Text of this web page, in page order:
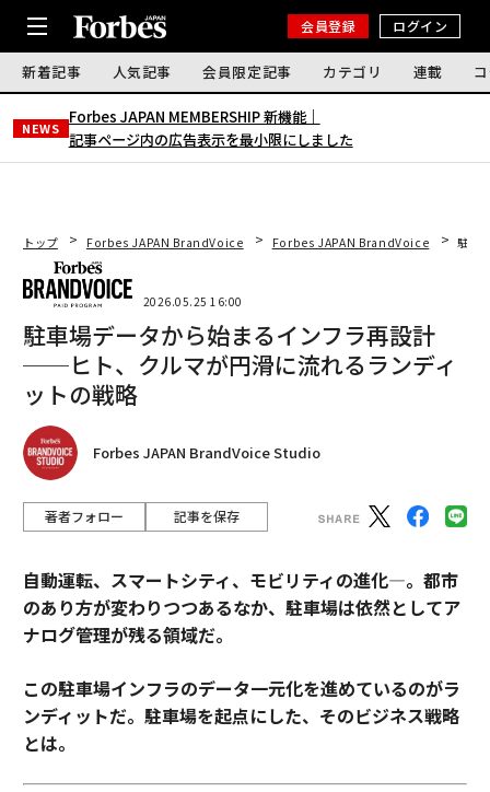
会員登録 ログイン
新着記事 人気記事 会員限定記事 カテゴリ 連載
NEWS
Forbes JAPAN MEMBERSHIP 新機能｜
記事ページ内の広告表示を最小限にしました
トップ Forbes JAPAN BrandVoice Forbes JAPAN BrandVoice 駐車
2026.05.25 16:00
駐車場データから始まるインフラ再設計
──ヒト、クルマが円滑に流れるランディ
ットの戦略
Forbes JAPAN BrandVoice Studio
著者フォロー 記事を保存
自動運転、スマートシティ、モビリティの進化―。都市
のあり方が変わりつつあるなか、駐車場は依然としてア
ナログ管理が残る領域だ。
この駐車場インフラのデータ一元化を進めているのがラ
ンディットだ。駐車場を起点にした、そのビジネス戦略
とは。